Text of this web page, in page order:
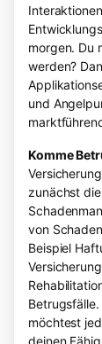
morgen. Du
werden?
und
Komme
zunächst
von
Beispiel
möchtest
deinen